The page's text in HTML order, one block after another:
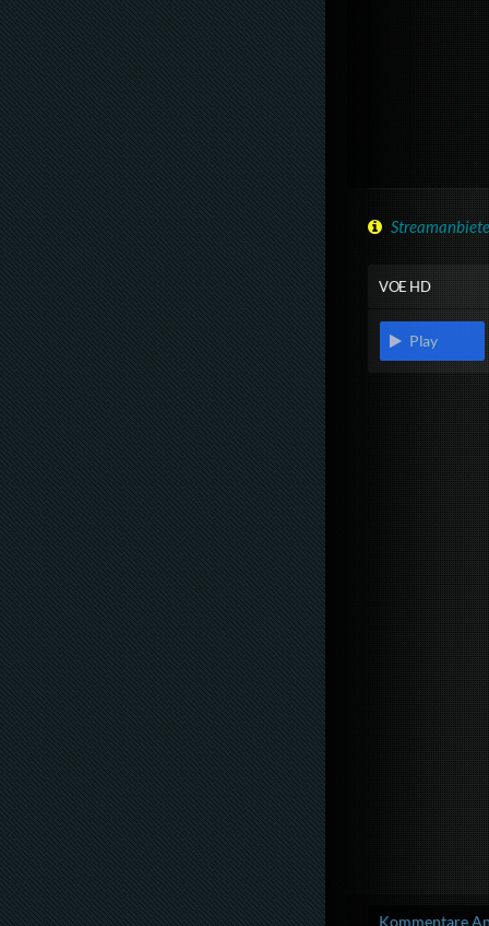
VOE HD
Play
Kommentare